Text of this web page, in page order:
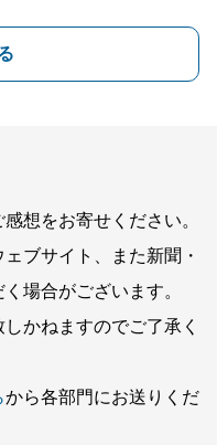
想をお寄せください。
ブサイト、また新聞・
場合がございます。
かねますのでご了承く
から各部門にお送りくだ